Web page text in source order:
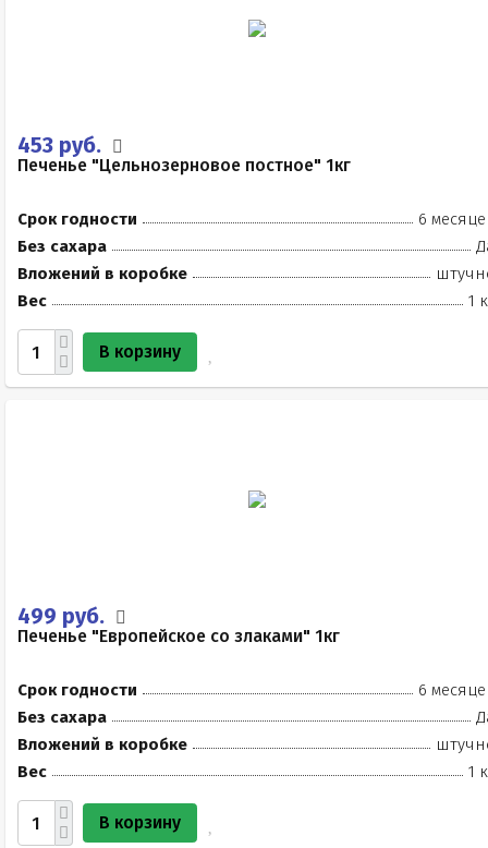
453 руб.
Печенье "Цельнозерновое постное" 1кг
Срок годности
6
Без сахара
Вложений в коробке
Вес
1
В корзину
499 руб.
Печенье "Европейское со злаками" 1кг
Срок годности
6
Без сахара
Вложений в коробке
Вес
1
В корзину